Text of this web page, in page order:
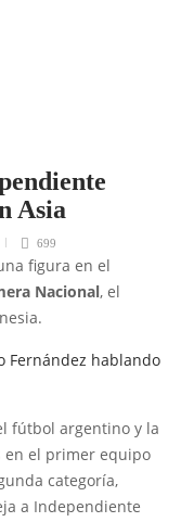
Asia
699
figura en el
Nacional, el
Fernández hablando
fútbol argentino y la
en el primer equipo
categoría,
a Independiente